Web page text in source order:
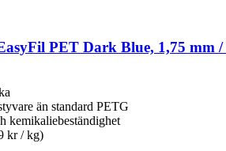
PET Dark Blue, 1,75 mm /
än standard PETG
kemikaliebeständighet
kr / kg)